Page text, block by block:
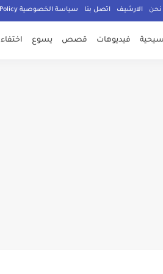
الارشيف اتصل بنا سياسة الخصوصية Privacy Policy
فيديوهات قصص يسوع اختفاء
تغيير دينكم أو دفع الجزية أو القتل